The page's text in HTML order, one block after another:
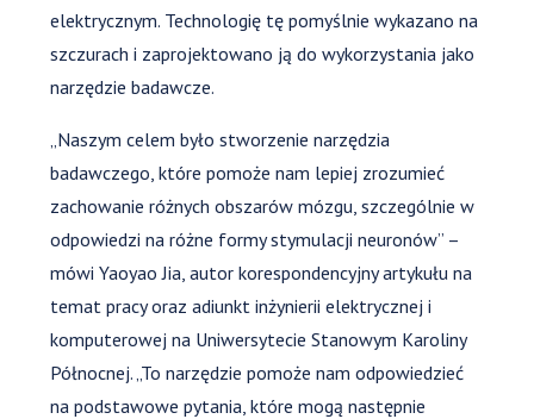
elektrycznym. Technologię tę pomyślnie wykazano na
szczurach i zaprojektowano ją do wykorzystania jako
narzędzie badawcze.
„Naszym celem było stworzenie narzędzia
badawczego, które pomoże nam lepiej zrozumieć
zachowanie różnych obszarów mózgu, szczególnie w
odpowiedzi na różne formy stymulacji neuronów” –
mówi Yaoyao Jia, autor korespondencyjny artykułu na
temat pracy oraz adiunkt inżynierii elektrycznej i
komputerowej na Uniwersytecie Stanowym Karoliny
Północnej. „To narzędzie pomoże nam odpowiedzieć
na podstawowe pytania, które mogą następnie